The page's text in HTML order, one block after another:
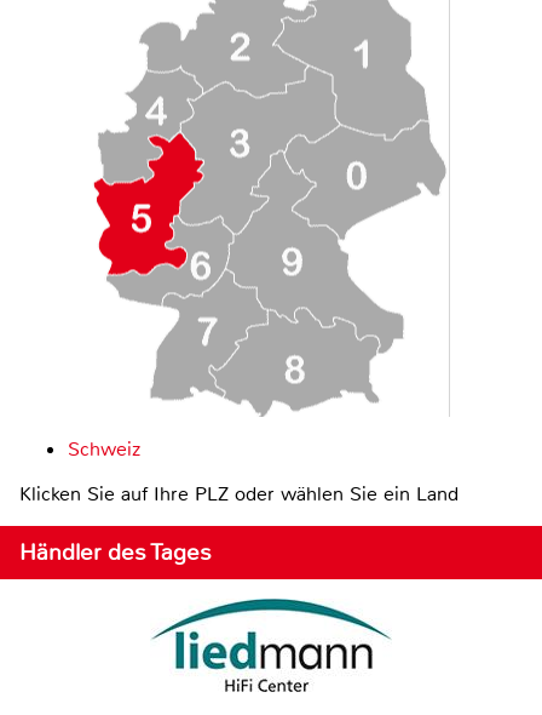
Schweiz
Klicken Sie auf Ihre PLZ oder wählen Sie ein Land
Händler des Tages